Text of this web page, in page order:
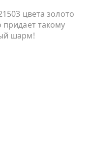
цвета золото
такому
шарм!